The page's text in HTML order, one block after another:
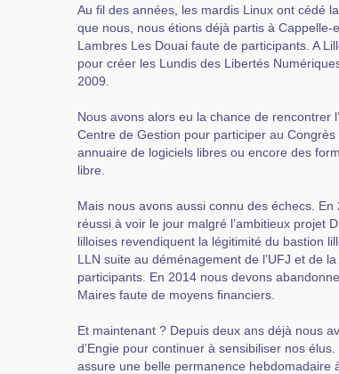
Au fil des années, les mardis Linux ont cédé
que nous, nous étions déjà partis à Cappelle-
Lambres Les Douai faute de participants. A
pour créer les Lundis des Libertés
2009.
Nous avons alors eu la chance de rencontrer
Centre de Gestion pour participer au
annuaire de logiciels libres ou encore des
libre.
Mais nous avons aussi connu des échecs. En
réussi à voir le jour malgré l’ambitieux projet
lilloises revendiquent la légitimité du bastion
LLN suite au déménagement de l’UFJ et de
participants. En 2014 nous devons
Maires faute de moyens financiers.
Et maintenant ? Depuis deux ans déjà nous
d’Engie pour continuer à sensibiliser nos
assure une belle permanence hebdomadaire